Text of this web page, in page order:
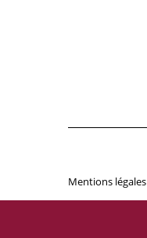
Mentions légales